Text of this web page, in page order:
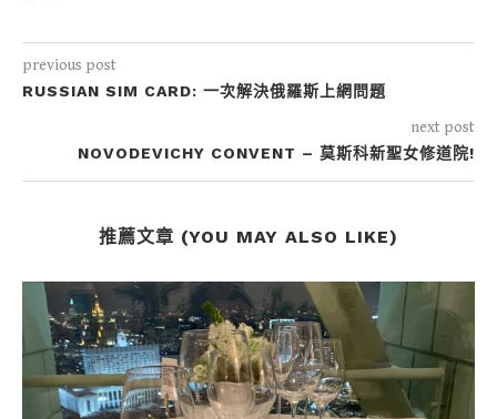
previous post
RUSSIAN SIM CARD: 一次解決俄羅斯上網問題
next post
NOVODEVICHY CONVENT – 莫斯科新聖女修道院!
推薦文章 (YOU MAY ALSO LIKE)